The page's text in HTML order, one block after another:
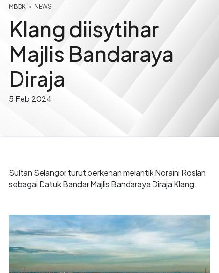
Breadcrumb
NEWS
Klang diisytihar
Majlis Bandaraya
Diraja
5 Feb 2024
Sultan Selangor turut berkenan melantik Noraini Roslan
sebagai Datuk Bandar Majlis Bandaraya Diraja Klang.